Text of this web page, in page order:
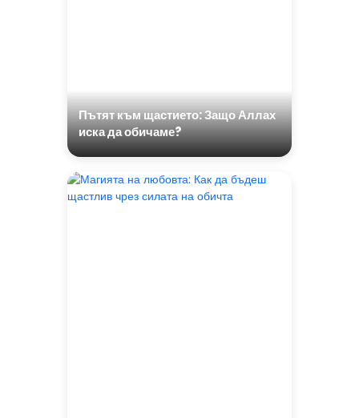
Пътят към щастието: Защо Аллах
иска да обичаме?